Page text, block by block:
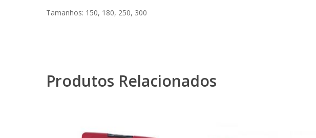
Tamanhos: 150, 180, 250, 300
Produtos Relacionados